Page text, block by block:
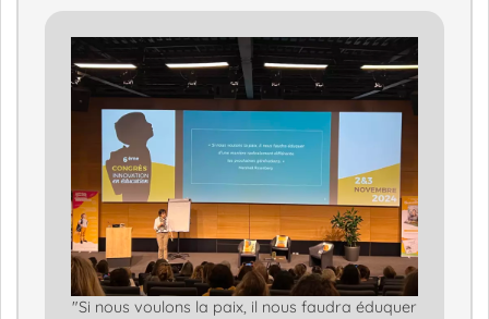
"Si nous voulons la paix, il nous faudra éduquer